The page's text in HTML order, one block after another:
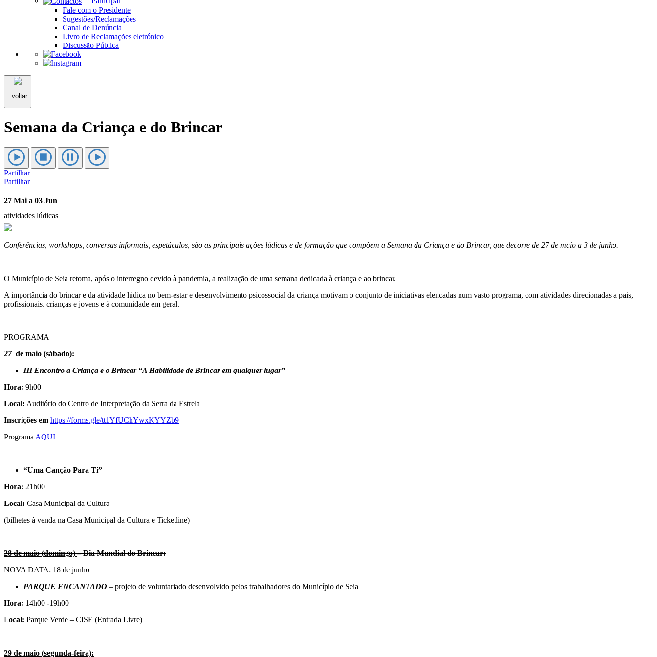
Fale com o Presidente
Sugestões/Reclamações
Canal de Denúncia
Livro de Reclamações eletrónico
Discussão Pública
voltar
Semana da Criança e do Brincar
Partilhar
Partilhar
27 Mai a 03 Jun
atividades lúdicas
Conferências, workshops, conversas informais, espetáculos, são as principais ações lúdicas e de formação que compõem a Semana da Criança e do Brincar, que decorre de 27 de maio a 3 de junho.
O Município de Seia retoma, após o interregno devido à pandemia, a realização de uma semana dedicada à criança e ao brincar.
A importância do brincar e da atividade lúdica no bem-estar e desenvolvimento psicossocial da criança motivam o conjunto de iniciativas elencadas num vasto programa, com atividades direcionadas a pais,
profissionais, crianças e jovens e à comunidade em geral.
PROGRAMA
27 de maio (sábado):
III Encontro a Criança e o Brincar “A Habilidade de Brincar em qualquer lugar”
Hora: 9h00
Local: Auditório do Centro de Interpretação da Serra da Estrela
Inscrições em https://forms.gle/tt1YfUChYwxKYYZb9
Programa AQUI
“Uma Canção Para Ti”
Hora: 21h00
Local: Casa Municipal da Cultura
(bilhetes à venda na Casa Municipal da Cultura e Ticketline)
28 de maio (domingo)–Dia Mundial do Brincar:
NOVA DATA: 18 de junho
PARQUE ENCANTADO – projeto de voluntariado desenvolvido pelos trabalhadores do Município de Seia
Hora: 14h00 -19h00
Local: Parque Verde – CISE (Entrada Livre)
29 de maio (segunda-feira):